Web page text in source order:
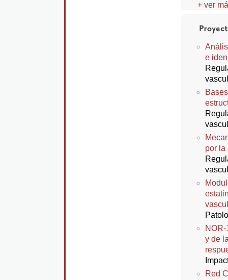
+ ver
e
por la
y de
Red